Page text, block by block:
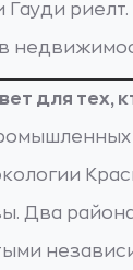
для тех,
Два